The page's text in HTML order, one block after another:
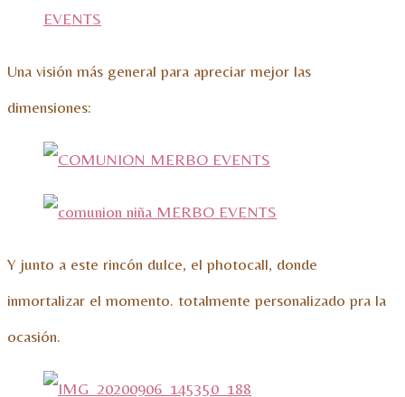
Una visión más general para apreciar mejor las
dimensiones:
Y junto a este rincón dulce, el photocall, donde
inmortalizar el momento. totalmente personalizado pra la
ocasión.